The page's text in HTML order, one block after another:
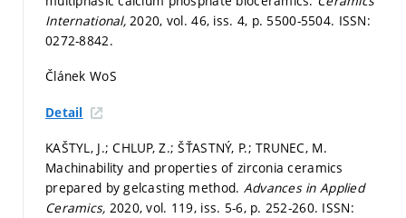
International,2020, vol. 46, iss. 4, p. 5500-5504. ISSN:
0272-8842.
Článek WoS
Detail
KAŠTYL, J.; CHLUP, Z.; ŠŤASTNÝ, P.; TRUNEC, M.
Machinability and properties of zirconia ceramics
prepared by gelcasting method. Advances in Applied
Ceramics, 2020, vol. 119, iss. 5-6, p. 252-260. ISSN: